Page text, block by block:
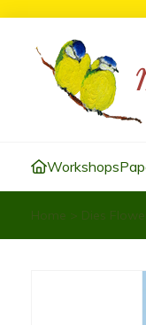
Workshops
Home Dies